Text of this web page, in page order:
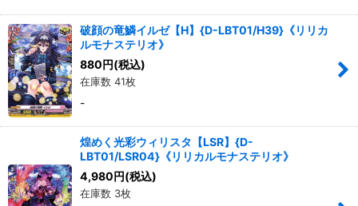
破顔の竜鱗イルゼ【H】{D-LBT01/H39}《リリカ
ルモナステリオ》
880円(税込)
在庫数 41枚
-
煌めく光彩ウィリスタ【LSR】{D-
LBT01/LSR04}《リリカルモナステリオ》
4,980円(税込)
在庫数 3枚